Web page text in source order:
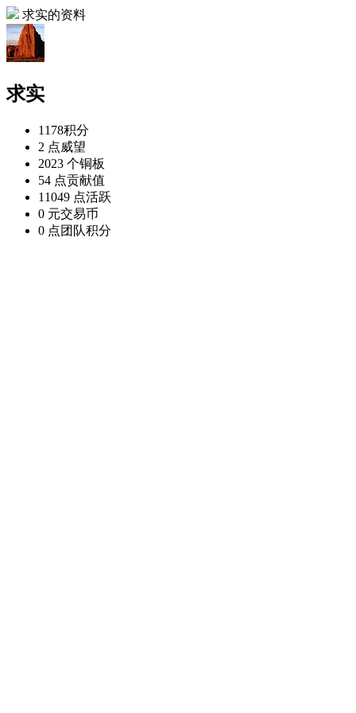
求实的资料
求实
1178积分
2 点威望
2023 个铜板
54 点贡献值
11049 点活跃
0 元交易币
0 点团队积分